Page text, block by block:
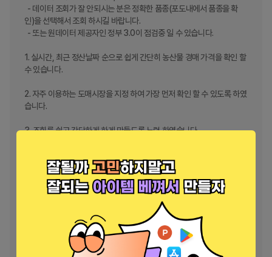
인)을 선택해서 조회 하시길 바랍니다.
1. 실시간, 최근 정산날짜 순으로 쉽게 간단히 농산물 경매 가격을 확인 할
수 있습니다.
2. 자주 이용하는 도매시장을 지정 하여 가장 먼저 확인 할 수 있도록 하였
습니다.
3. 조회를 쉽고 간단하게 하게 만들도록 노력 하였습니다.
5. 원하시는 기능이나 보완해야 할 점이 있으시면 언제라도 이야기 주시
길 바랍니다.
6. 많은 분들에게 도움이 되는 앱이 되었으면 합니다.